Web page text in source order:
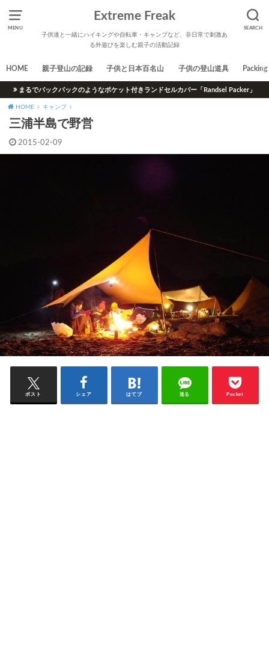
MENU SEARCH
Extreme Freak
子供達と一緒にハイキングや自転車・キャンプなど、非日常で刺激あ
る外遊びを楽しむ親子の活動記録
HOME 親子登山の記録 子供と日本百名山 子供の登山道具 Packing
まるでバックパックのようなポケット付きランドセルカバー「Randsel Packer」
HOME キャンプ
三浦半島で野営
2015-02-09
ポスト シェア はてブ 送る Pocket